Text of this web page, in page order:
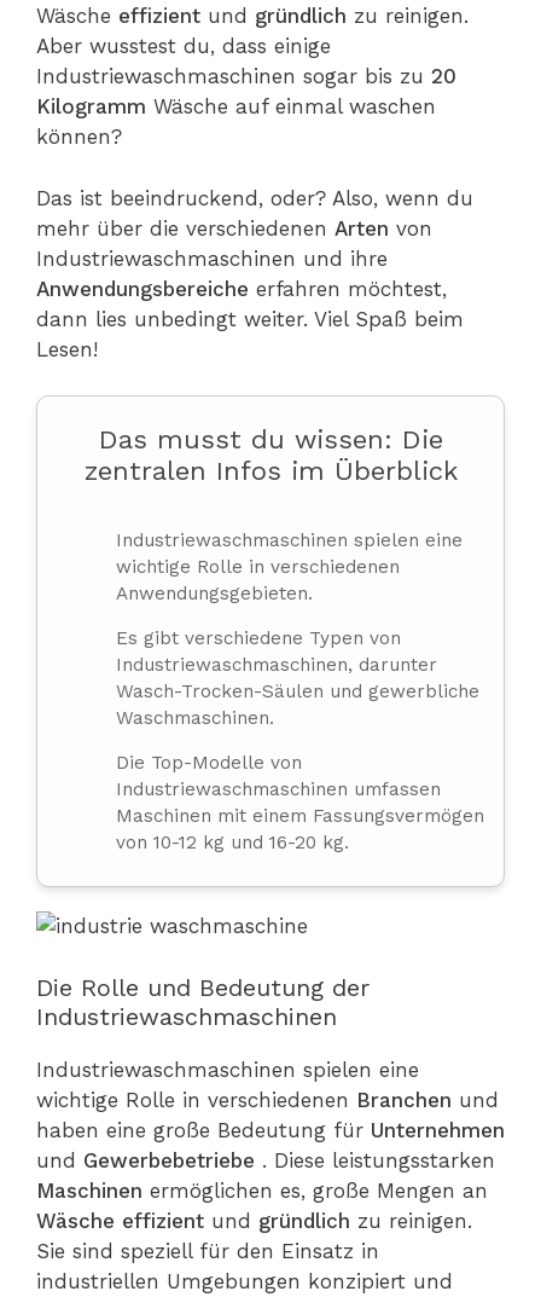
Wäsche effizient und gründlich zu reinigen.
Aber wusstest du, dass einige
Industriewaschmaschinen sogar bis zu 20
Kilogramm Wäsche auf einmal waschen
können?
Das ist beeindruckend, oder? Also, wenn du
mehr über die verschiedenen Arten von
Industriewaschmaschinen und ihre
Anwendungsbereiche erfahren möchtest,
dann lies unbedingt weiter. Viel Spaß beim
Lesen!
Das musst du wissen: Die
zentralen Infos im Überblick
Industriewaschmaschinen spielen eine
wichtige Rolle in verschiedenen
Anwendungsgebieten.
Es gibt verschiedene Typen von
Industriewaschmaschinen, darunter
Wasch-Trocken-Säulen und gewerbliche
Waschmaschinen.
Die Top-Modelle von
Industriewaschmaschinen umfassen
Maschinen mit einem Fassungsvermögen
von 10-12 kg und 16-20 kg.
Die Rolle und Bedeutung der
Industriewaschmaschinen
Industriewaschmaschinen spielen eine
wichtige Rolle in verschiedenen Branchen und
haben eine große Bedeutung für Unternehmen
und Gewerbebetriebe . Diese leistungsstarken
Maschinen ermöglichen es, große Mengen an
Wäsche effizient und gründlich zu reinigen.
Sie sind speziell für den Einsatz in
industriellen Umgebungen konzipiert und